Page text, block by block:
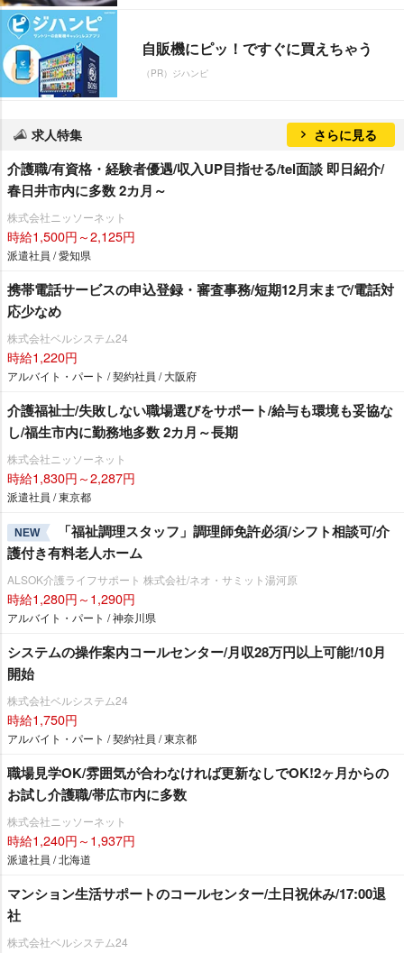
自販機にピッ！ですぐに買えちゃう
（PR）ジハンピ
求人特集 さらに見る
介護職/有資格・経験者優遇/収入UP目指せる/tel面談 即日紹介/
春日井市内に多数 2カ月～
株式会社ニッソーネット
時給1,500円～2,125円
派遣社員 / 愛知県
携帯電話サービスの申込登録・審査事務/短期12月末まで/電話対
応少なめ
株式会社ベルシステム24
時給1,220円
アルバイト・パート / 契約社員 / 大阪府
介護福祉士/失敗しない職場選びをサポート/給与も環境も妥協な
し/福生市内に勤務地多数 2カ月～長期
株式会社ニッソーネット
時給1,830円～2,287円
派遣社員 / 東京都
NEW
「福祉調理スタッフ」調理師免許必須/シフト相談可/介
護付き有料老人ホーム
ALSOK介護ライフサポート 株式会社/ネオ・サミット湯河原
時給1,280円～1,290円
アルバイト・パート / 神奈川県
システムの操作案内コールセンター/月収28万円以上可能!/10月
開始
株式会社ベルシステム24
時給1,750円
アルバイト・パート / 契約社員 / 東京都
職場見学OK/雰囲気が合わなければ更新なしでOK!2ヶ月からの
お試し介護職/帯広市内に多数
株式会社ニッソーネット
時給1,240円～1,937円
派遣社員 / 北海道
マンション生活サポートのコールセンター/土日祝休み/17:00退
社
株式会社ベルシステム24